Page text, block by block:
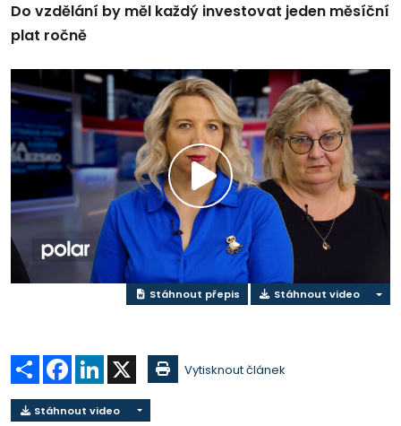
Do vzdělání by měl každý investovat jeden měsíční
plat ročně
Přehrát
video
Stáhnout přepis Stáhnout video
Sdílet Facebook
LinkedIn Vytisknout článek
Stáhnout video